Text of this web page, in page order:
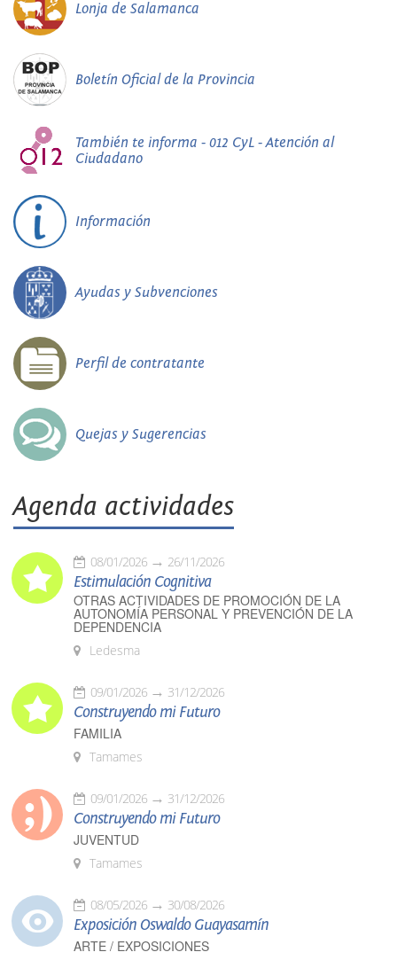
Lonja de Salamanca
Boletín Oficial de la Provincia
También te informa - 012 CyL - Atención al
Ciudadano
Información
Ayudas y Subvenciones
Perfil de contratante
Quejas y Sugerencias
Agenda actividades
08/01/2026 26/11/2026
Estimulación Cognitiva
OTRAS ACTIVIDADES DE PROMOCIÓN DE LA
AUTONOMÍA PERSONAL Y PREVENCIÓN DE LA
DEPENDENCIA
Ledesma
09/01/2026 31/12/2026
Construyendo mi Futuro
FAMILIA
Tamames
09/01/2026 31/12/2026
Construyendo mi Futuro
JUVENTUD
Tamames
08/05/2026 30/08/2026
Exposición Oswaldo Guayasamín
ARTE / EXPOSICIONES